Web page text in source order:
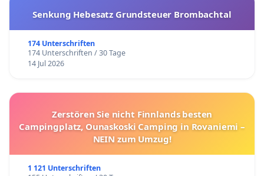
Senkung Hebesatz Grundsteuer Brombachtal
174 Unterschriften
174 Unterschriften / 30 Tage
14 Jul 2026
Zerstören Sie nicht Finnlands besten
Campingplatz, Ounaskoski Camping in Rovaniemi –
NEIN zum Umzug!
1 121 Unterschriften